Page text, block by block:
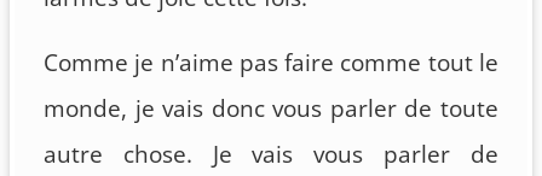
Comme je n’aime pas faire comme tout le
monde, je vais donc vous parler de toute
autre chose. Je vais vous parler de